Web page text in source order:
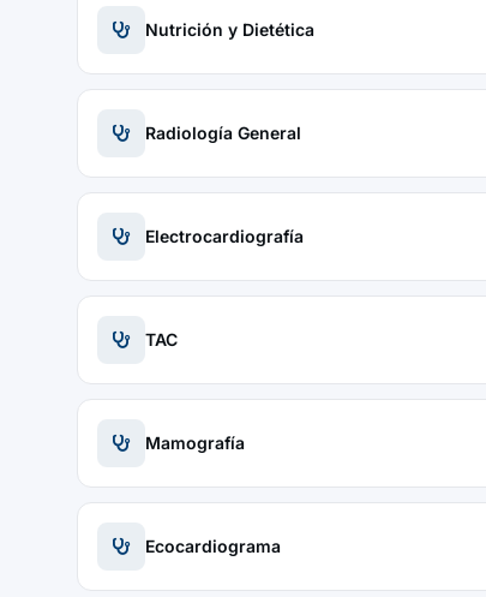
Nutrición y Dietética
Radiología General
Electrocardiografía
TAC
Mamografía
Ecocardiograma